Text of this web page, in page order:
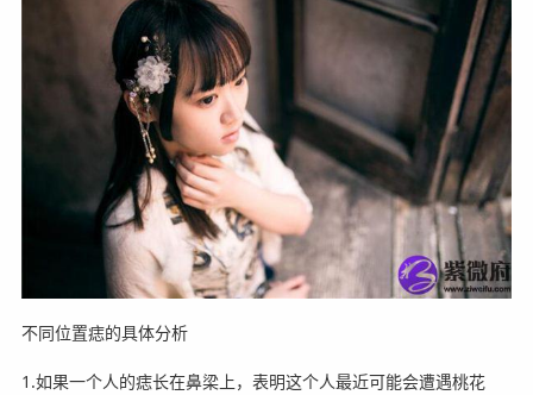
不同位置痣的具体分析
1.如果一个人的痣长在鼻梁上，表明这个人最近可能会遭遇桃花